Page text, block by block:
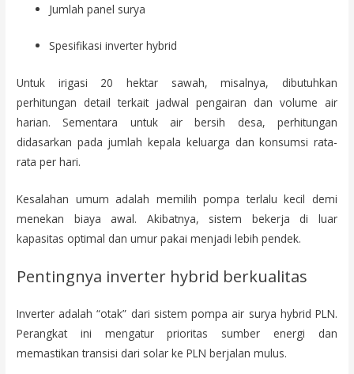
Jumlah panel surya
Spesifikasi inverter hybrid
Untuk irigasi 20 hektar sawah, misalnya, dibutuhkan
perhitungan detail terkait jadwal pengairan dan volume air
harian. Sementara untuk air bersih desa, perhitungan
didasarkan pada jumlah kepala keluarga dan konsumsi rata-
rata per hari.
Kesalahan umum adalah memilih pompa terlalu kecil demi
menekan biaya awal. Akibatnya, sistem bekerja di luar
kapasitas optimal dan umur pakai menjadi lebih pendek.
Pentingnya inverter hybrid berkualitas
Inverter adalah “otak” dari sistem pompa air surya hybrid PLN.
Perangkat ini mengatur prioritas sumber energi dan
memastikan transisi dari solar ke PLN berjalan mulus.